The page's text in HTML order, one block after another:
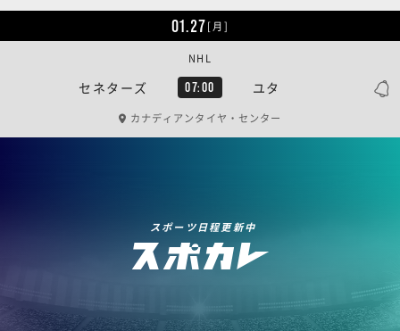
01.27[月]
セネターズ 07:00 ユタ
NHL
カナディアンタイヤ・センター
スポーツ日程更新中